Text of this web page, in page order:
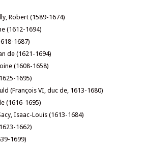
Robert (1589-1674)
(1612-1694)
1687)
de (1621-1694)
(1608-1658)
1695)
(François VI, duc de, 1613-1680)
(1616-1695)
Isaac-Louis (1613-1684)
1662)
1699)